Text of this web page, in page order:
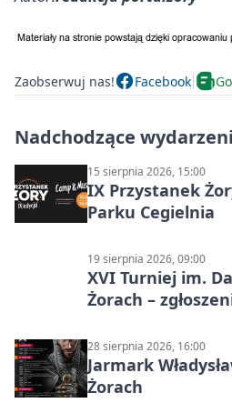
Zaobserwuj nas! Facebook
Nadchodzące
15 sierpnia 2026, 15:00
IX Przystanek
Parku Cegielnia
19 sierpnia 2026, 09:00
XVI Turniej im.
Żorach –
28 sierpnia 2026, 16:00
Jarmark
Żorach